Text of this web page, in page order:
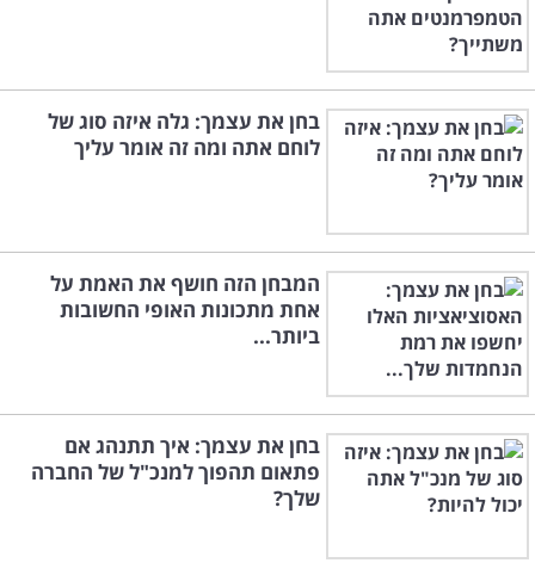
בחן את עצמך: גלה איזה סוג של
לוחם אתה ומה זה אומר עליך
המבחן הזה חושף את האמת על
אחת מתכונות האופי החשובות
ביותר...
בחן את עצמך: איך תתנהג אם
פתאום תהפוך למנכ"ל של החברה
שלך?